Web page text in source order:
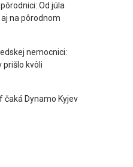
Od júla
na pôrodnom
nemocnici:
prišlo kvôli
Dynamo Kyjev